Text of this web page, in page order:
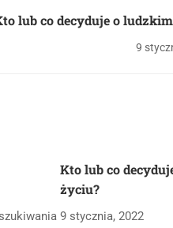
lub co decyduje o
9
Kto lub co
życiu?
9 stycznia, 2022